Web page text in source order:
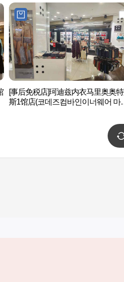
[事后免税店]珂迪兹内衣马里奥奥
斯1馆店(코데즈컴바인이너웨어 마